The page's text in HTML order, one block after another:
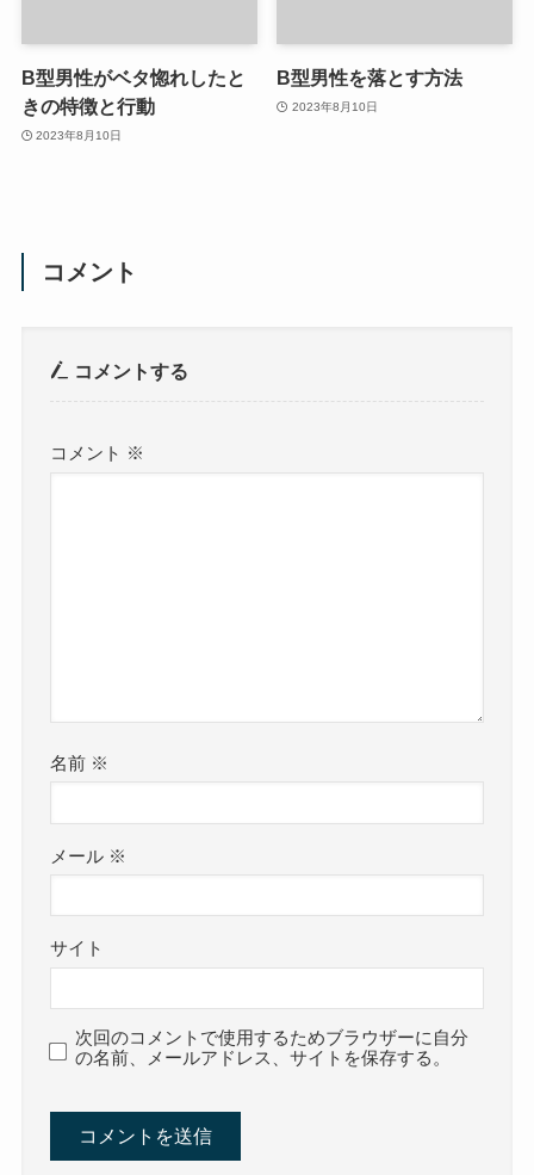
B型男性がベタ惚れしたと
きの特徴と行動
2023年8月10日
B型男性を落とす方法
2023年8月10日
コメント
コメントする
コメント ※
名前 ※
メール ※
サイト
次回のコメントで使用するためブラウザーに自分
の名前、メールアドレス、サイトを保存する。